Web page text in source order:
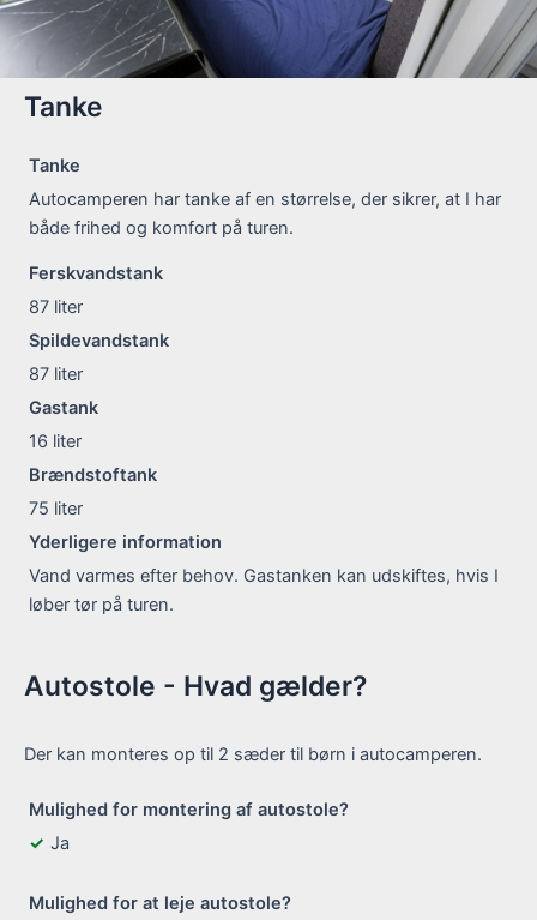
Tanke
Tanke
Autocamperen har tanke af en størrelse, der sikrer, at I har
både frihed og komfort på turen.
Ferskvandstank
87 liter
Spildevandstank
87 liter
Gastank
16 liter
Brændstoftank
75 liter
Yderligere information
Vand varmes efter behov. Gastanken kan udskiftes, hvis I
løber tør på turen.
Autostole - Hvad gælder?
Der kan monteres op til 2 sæder til børn i autocamperen.
Mulighed for montering af autostole?
Ja
Mulighed for at leje autostole?